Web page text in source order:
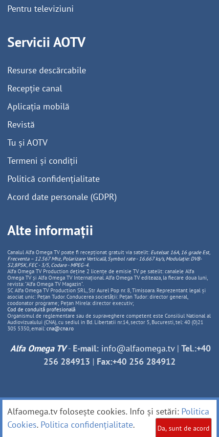
Pentru televiziuni
Servicii AOTV
Resurse descărcabile
Recepție canal
Aplicația mobilă
Revistă
Tu și AOTV
Termeni și condiții
Politică confidențialitate
Acord date personale (GDPR)
Alte informații
Canalul Alfa Omega TV poate fi recepționat gratuit via satelit: Eutelsat 16A, 16 grade Est,
Frecventa – 12.567 Mhz, PolarizareVerticală, Symbol rate - 16.667 ks/s, Modulație: DVB-
S2,8PSK, FEC - 3/5, Codare - MPEG-4.
Alfa Omega TV Production deține 2 licențe de emisie TV pe satelit: canalele Alfa
Omega TV și Alfa Omega TV Internațional. Alfa Omega TV editeaza, la fiecare doua luni,
revista: "Alfa Omega TV Magazin".
SC Alfa Omega TV Production SRL, Str Aurel Pop nr. 8, Timisoara. Reprezentant legal și
asociat unic: Pețan Tudor. Conducerea societății: Pețan Tudor: director general,
coodonator programe; Pețan Mirela: director executiv;
Cod de conduită profesională
Organismul de reglementare sau de supraveghere competent este Consiliul National al
Audiovizualului (CNA), cu sediul in Bd. Libertatii nr.14, sector 5, Bucuresti, tel: 40 (0)21
305 5350, email: cna@cna.ro
Alfa Omega TV- E-mail: info@alfaomega.tv| Tel.:+40
256 284913 | Fax:+40 256 284912
Alfaomega.tv folosește cookies. Info și setări: Politica
Cookies. Politica confidențialitate. Da, sunt de acord